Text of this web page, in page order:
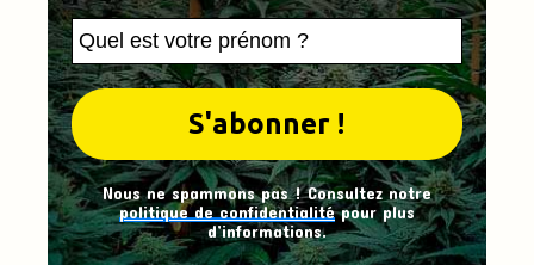
Nous ne spammons pas ! Consultez notre
politique de confidentialitépour plus
d’informations.